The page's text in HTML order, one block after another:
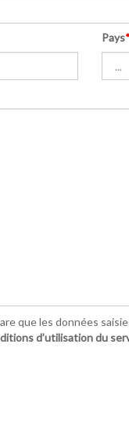
Pays
que les données
d’utilisation du